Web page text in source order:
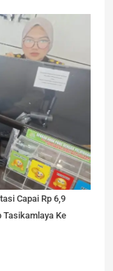
Capai Rp 6,9
Tasikamlaya Ke